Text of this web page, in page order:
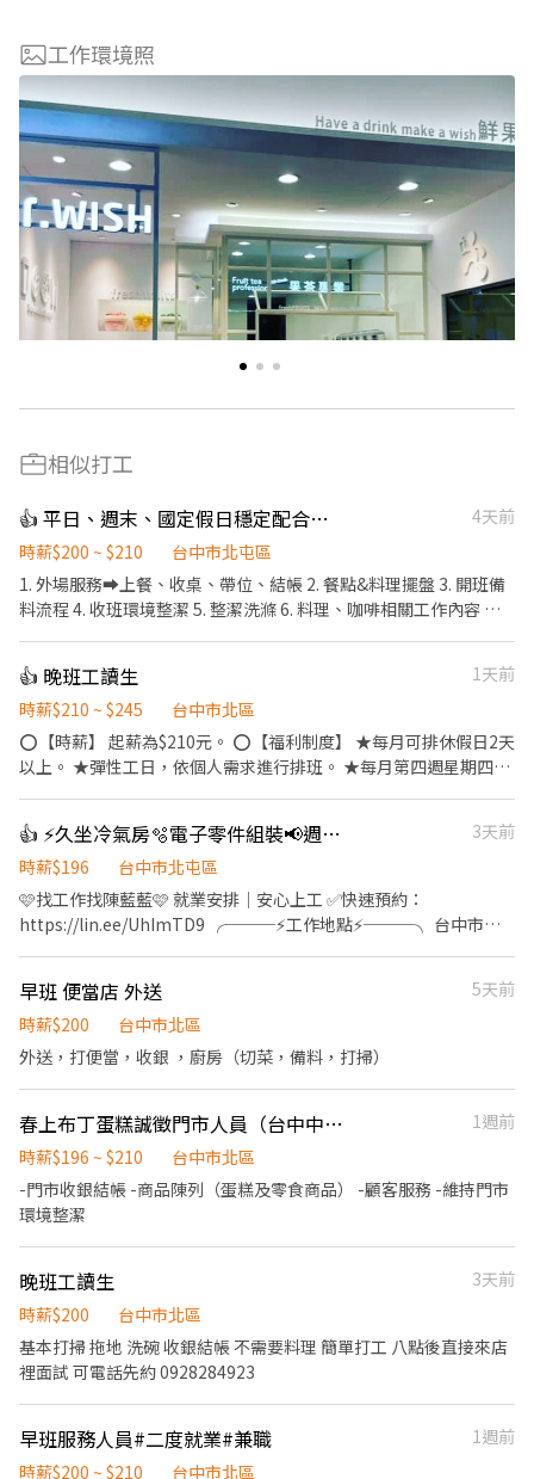
工作環境照
相似打工
👍 平日、週末、國定假日穩定配合工讀
4天前
時薪$200 ~ $210
台中市北屯區
1. 外場服務➡️上餐、收桌、帶位、結帳 2. 餐點&料理擺盤 3. 開班備
料流程 4. 收班環境整潔 5. 整潔洗滌 6. 料理、咖啡相關工作內容 🔅
驗缺乏，但秉持著熱忱向學的態度，每一個場域都能成為您的舞
台！
👍 晚班工讀生
1天前
時薪$210 ~ $245
台中市北區
⭕【時薪】 起薪為$210元。 ⭕【福利制度】 ★每月可排休假日2天
以上。 ★彈性工日，依個人需求進行排班。 ★每月第四週星期四聚
助配製餐點，並將餐點送至顧客。 ．負責包裝外帶餐點。 ．於顧客
用餐完畢後，負責收拾碗盤與清理環境。 ★開朗活潑有笑容 ★無經
驗可
👍 ⚡久坐冷氣房🫧電子零件組裝📢週休二日可預支薪資
3天前
時薪$196
台中市北屯區
🩷找工作找陳藍藍🩷 就業安排｜安心上工 ✅快速預約：
https://lin.ee/UhImTD9 ╭───⚡工作地點⚡───╮ 台中市潭
$30,100（配合加班約38,000） ➋ 小夜班：15:50-00:30 薪資：
$31,000+小夜班津貼$30/H 月約 $36,280（配合加班約45,000） ➌
大夜班：23:50 - 08:30 薪資：$31,000+大夜班津貼$48/H 薪資：
$4000、第三個月：$5000 大夜班培育獎金第一個月：$3000、第二
個月：$6000、第三個月：$8000 📌配合加班誤餐費平日80元、假
紅休 ✅享勞健保、勞退、團保、特休 ✅固定班別不輪班 ✅三節禮
金：端午、中秋、生日➡️每次$600 ✅介紹獎金：介紹朋友上班一位
獎金$500無上限 ✅免費汽機車位 ✅可預支薪資 ⭐久任獎金滿一個月
$1000 ⭐久任獎金滿三個月$3000 ⭐久任獎金滿六個月$3000 ⭐加班
小姐✨ 預約面試： 應徵預約請點選加入➡️ https://lin.ee/UhImTD9
• 📞 電話： 0911-563-123 • 📲 𝐋𝐈𝐍𝐄： 搜尋帳號 @252fmefb
早班 便當店 外送
5天前
時薪$200
台中市北區
外送，打便當，收銀 ，廚房（切菜，備料，打掃）
春上布丁蛋糕誠徵門市人員（台中中友B2）預計9月開幕
1週前
時薪$196 ~ $210
台中市北區
-門市收銀結帳 -商品陳列（蛋糕及零食商品） -顧客服務 -維持門市
環境整潔
晚班工讀生
3天前
時薪$200
台中市北區
基本打掃 拖地 洗碗 收銀結帳 不需要料理 簡單打工 八點後直接來店
裡面試 可電話先約 0928284923
早班服務人員#二度就業#兼職
1週前
時薪$200 ~ $210
台中市北區